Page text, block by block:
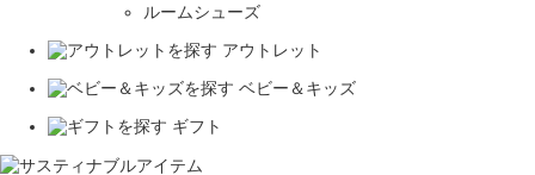
ルームシューズ
アウトレット
ベビー＆キッズ
ギフト